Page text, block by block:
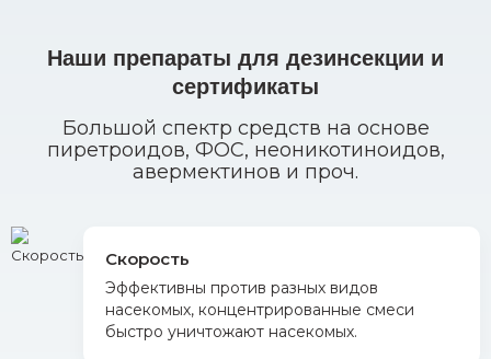
Наши препараты для дезинсекции и
сертификаты
Большой спектр средств на основе
пиретроидов, ФОС, неоникотиноидов,
авермектинов и проч.
Скорость
Эффективны против разных видов
насекомых, концентрированные смеси
быстро уничтожают насекомых.